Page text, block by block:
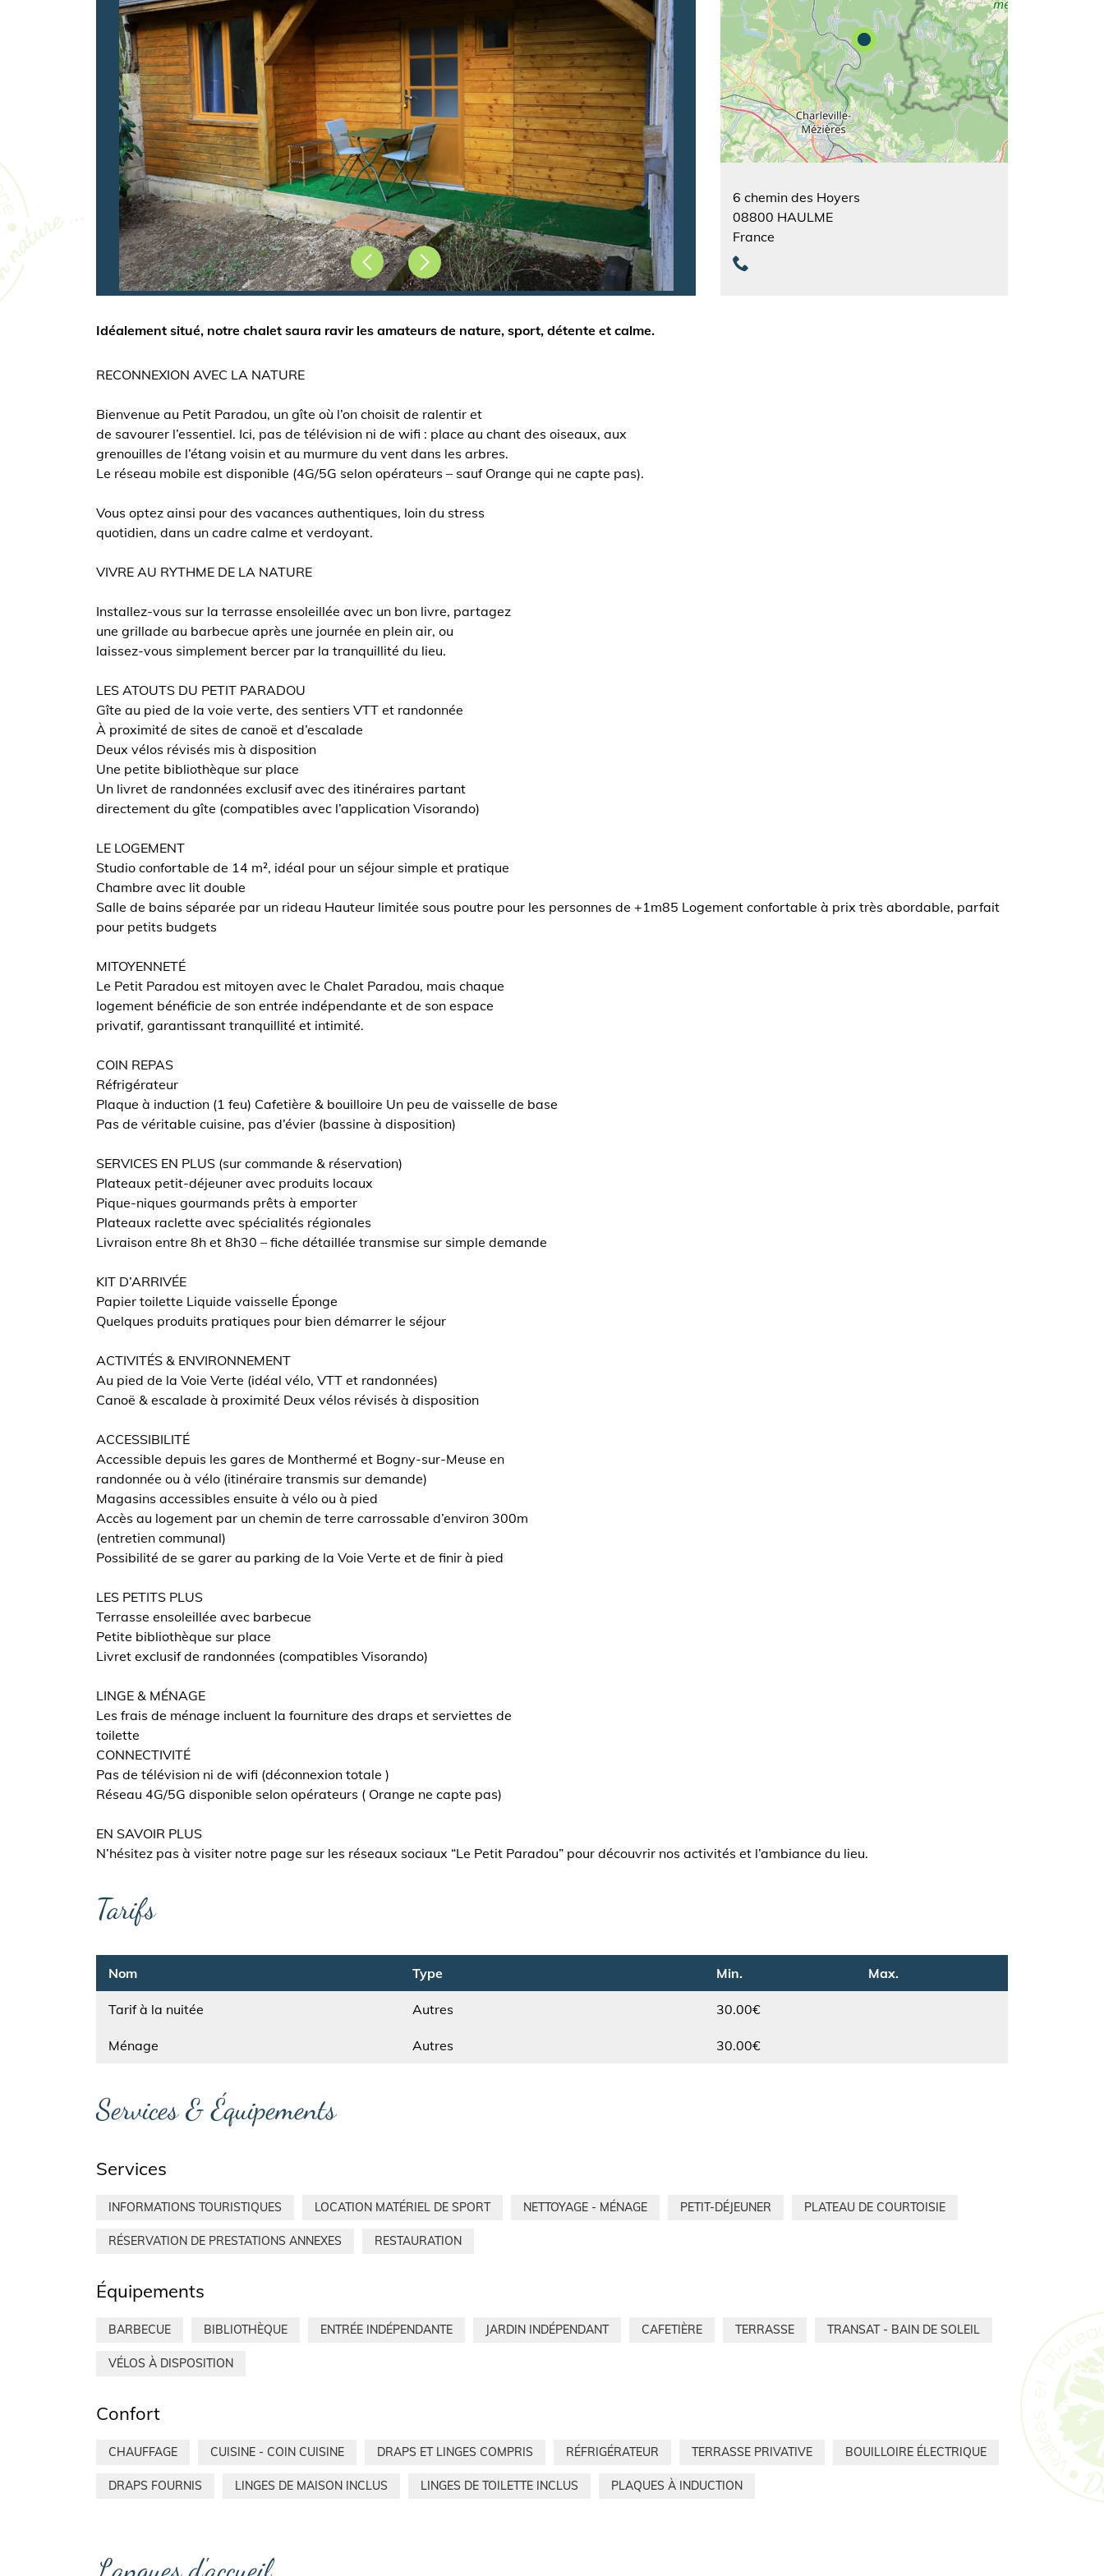
PrécédentSuivant
6 chemin des Hoyers
08800 HAULME
France
Idéalement situé, notre chalet saura ravir les amateurs de nature, sport, détente et calme.
RECONNEXION AVEC LA NATURE
Bienvenue au Petit Paradou, un gîte où l’on choisit de ralentir et
de savourer l’essentiel. Ici, pas de télévision ni de wifi : place au chant des oiseaux, aux
grenouilles de l’étang voisin et au murmure du vent dans les arbres.
Le réseau mobile est disponible (4G/5G selon opérateurs – sauf Orange qui ne capte pas).
Vous optez ainsi pour des vacances authentiques, loin du stress
quotidien, dans un cadre calme et verdoyant.
VIVRE AU RYTHME DE LA NATURE
Installez-vous sur la terrasse ensoleillée avec un bon livre, partagez
une grillade au barbecue après une journée en plein air, ou
laissez-vous simplement bercer par la tranquillité du lieu.
LES ATOUTS DU PETIT PARADOU
Gîte au pied de la voie verte, des sentiers VTT et randonnée
À proximité de sites de canoë et d’escalade
Deux vélos révisés mis à disposition
Une petite bibliothèque sur place
Un livret de randonnées exclusif avec des itinéraires partant
directement du gîte (compatibles avec l’application Visorando)
LE LOGEMENT
Studio confortable de 14 m², idéal pour un séjour simple et pratique
Chambre avec lit double
Salle de bains séparée par un rideau Hauteur limitée sous poutre pour les personnes de +1m85 Logement confortable à prix très abordable, parfait
pour petits budgets
MITOYENNETÉ
Le Petit Paradou est mitoyen avec le Chalet Paradou, mais chaque
logement bénéficie de son entrée indépendante et de son espace
privatif, garantissant tranquillité et intimité.
COIN REPAS
Réfrigérateur
Plaque à induction (1 feu) Cafetière & bouilloire Un peu de vaisselle de base
Pas de véritable cuisine, pas d’évier (bassine à disposition)
SERVICES EN PLUS (sur commande & réservation)
Plateaux petit-déjeuner avec produits locaux
Pique-niques gourmands prêts à emporter
Plateaux raclette avec spécialités régionales
Livraison entre 8h et 8h30 – fiche détaillée transmise sur simple demande
KIT D’ARRIVÉE
Papier toilette Liquide vaisselle Éponge
Quelques produits pratiques pour bien démarrer le séjour
ACTIVITÉS & ENVIRONNEMENT
Au pied de la Voie Verte (idéal vélo, VTT et randonnées)
Canoë & escalade à proximité Deux vélos révisés à disposition
ACCESSIBILITÉ
Accessible depuis les gares de Monthermé et Bogny-sur-Meuse en
randonnée ou à vélo (itinéraire transmis sur demande)
Magasins accessibles ensuite à vélo ou à pied
Accès au logement par un chemin de terre carrossable d’environ 300m
(entretien communal)
Possibilité de se garer au parking de la Voie Verte et de finir à pied
LES PETITS PLUS
Terrasse ensoleillée avec barbecue
Petite bibliothèque sur place
Livret exclusif de randonnées (compatibles Visorando)
LINGE & MÉNAGE
Les frais de ménage incluent la fourniture des draps et serviettes de
toilette
CONNECTIVITÉ
Pas de télévision ni de wifi (déconnexion totale )
Réseau 4G/5G disponible selon opérateurs ( Orange ne capte pas)
EN SAVOIR PLUS
N’hésitez pas à visiter notre page sur les réseaux sociaux “Le Petit Paradou” pour découvrir nos activités et l’ambiance du lieu.
Tarifs
Nom
Tarif à la nuitée
Type
Autres
Min.
30.00€
Max.
Ménage Autres 30.00€
Services & Équipements
Services
INFORMATIONS TOURISTIQUES LOCATION MATÉRIEL DE SPORT NETTOYAGE - MÉNAGE PETIT-DÉJEUNER PLATEAU DE COURTOISIE
RÉSERVATION DE PRESTATIONS ANNEXES RESTAURATION
Équipements
BARBECUE BIBLIOTHÈQUE ENTRÉE INDÉPENDANTE JARDIN INDÉPENDANT CAFETIÈRE TERRASSE TRANSAT - BAIN DE SOLEIL
VÉLOS À DISPOSITION
Confort
CHAUFFAGE CUISINE - COIN CUISINE DRAPS ET LINGES COMPRIS RÉFRIGÉRATEUR TERRASSE PRIVATIVE BOUILLOIRE ÉLECTRIQUE
DRAPS FOURNIS LINGES DE MAISON INCLUS LINGES DE TOILETTE INCLUS PLAQUES À INDUCTION
Langues d'accueil